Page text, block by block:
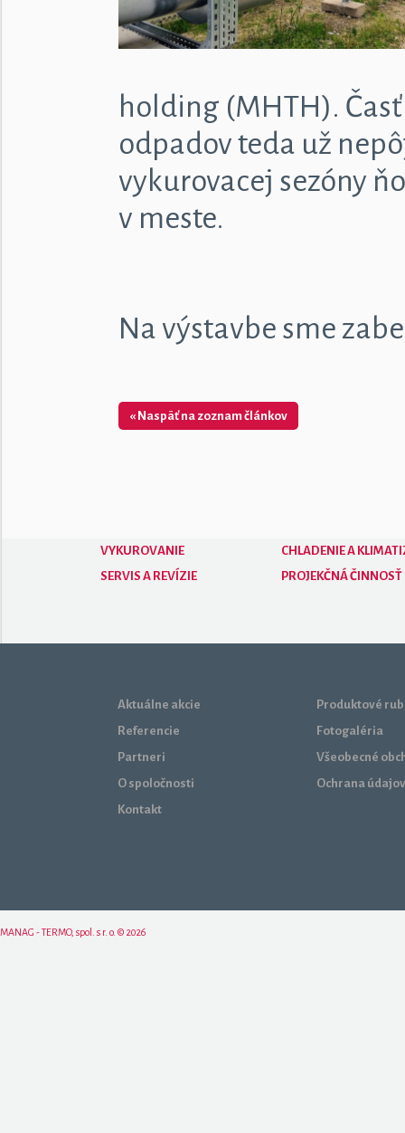
holding (MHTH).
odpadov teda už
vykurovacej sezóny
v meste.
Na výstavbe sme
« Naspäť na zoznam článkov
VYKUROVANIE
CHLADENIE A
SERVIS A REVÍZIE
PROJEKČNÁ ČINNOSŤ
Aktuálne akcie
Referencie
Partneri
O spoločnosti
Kontakt
Produktové
Fotogaléria
Všeobecné
Ochrana údajov
MANAG - TERMO, spol. s r. o. © 2026